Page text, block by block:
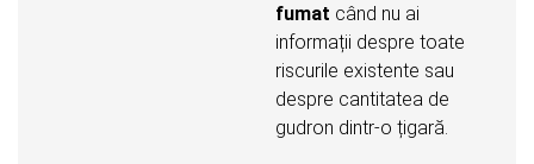
fumat când nu ai
informații despre toate
riscurile existente sau
despre cantitatea de
gudron dintr-o țigară.